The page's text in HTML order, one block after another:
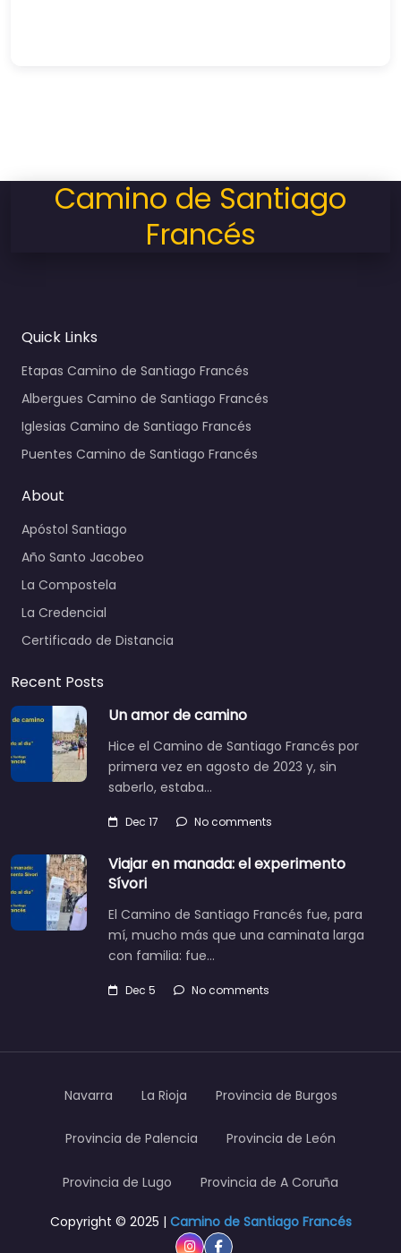
Camino de Santiago
Francés
Quick Links
Etapas Camino de Santiago Francés
Albergues Camino de Santiago Francés
Iglesias Camino de Santiago Francés
Puentes Camino de Santiago Francés
About
Apóstol Santiago
Año Santo Jacobeo
La Compostela
La Credencial
Certificado de Distancia
Recent Posts
Un amor de camino
Hice el Camino de Santiago Francés por
primera vez en agosto de 2023 y, sin
saberlo, estaba…
Dec 17 No comments
Viajar en manada: el experimento
Sívori
El Camino de Santiago Francés fue, para
mí, mucho más que una caminata larga
con familia: fue…
Dec 5 No comments
Navarra La Rioja Provincia de Burgos
Provincia de Palencia Provincia de León
Provincia de Lugo Provincia de A Coruña
Copyright © 2025 | Camino de Santiago Francés